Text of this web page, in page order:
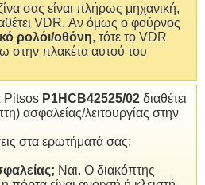
σας είναι πλήρως μηχανική,
VDR. Αν όμως ο φούρνος
ρολόι/οθόνη, τότε το VDR
στην πλακέτα αυτού του
Pitsos P1HCB42525/02 διαθέτει
ασφαλείας/λειτουργίας στην
στα ερωτήματά σας:
Ναι. Ο διακόπτης